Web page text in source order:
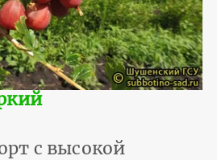
с высокой